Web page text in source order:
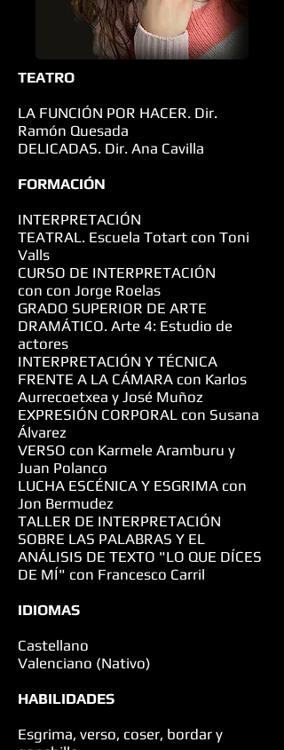
TEATRO
LA FUNCIÓN POR HACER. Dir.
Ramón Quesada
DELICADAS. Dir. Ana Cavilla
FORMACIÓN
INTERPRETACIÓN
TEATRAL. Escuela Totart con Toni
Valls
CURSO DE INTERPRETACIÓN
con con Jorge Roelas
GRADO SUPERIOR DE ARTE
DRAMÁTICO. Arte 4: Estudio de
actores
INTERPRETACIÓN Y TÉCNICA
FRENTE A LA CÁMARA con Karlos
Aurrecoetxea y José Muñoz
EXPRESIÓN CORPORAL con Susana
Álvarez
VERSO con Karmele Aramburu y
Juan Polanco
LUCHA ESCÉNICA Y ESGRIMA con
Jon Bermudez
TALLER DE INTERPRETACIÓN
SOBRE LAS PALABRAS Y EL
ANÁLISIS DE TEXTO "LO QUE DÍCES
DE MÍ" con Francesco Carril
IDIOMAS
Castellano
Valenciano (Nativo)
HABILIDADES
Esgrima, verso, coser, bordar y